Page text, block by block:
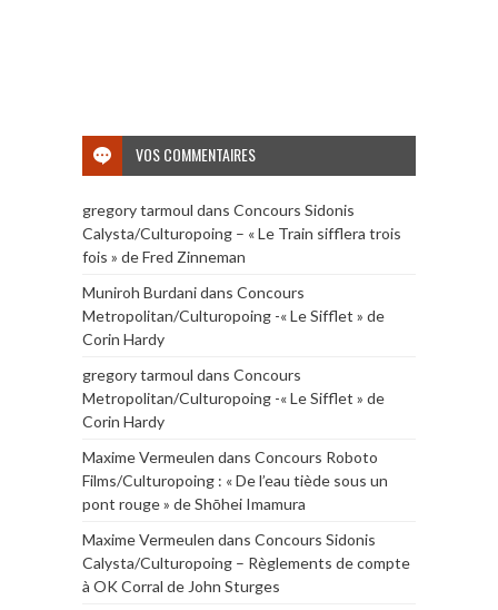
VOS COMMENTAIRES
gregory tarmoul dans Concours Sidonis
Calysta/Culturopoing – « Le Train sifflera trois
fois » de Fred Zinneman
Muniroh Burdanidans Concours
Metropolitan/Culturopoing -« Le Sifflet » de
Corin Hardy
gregory tarmoul dans Concours
Metropolitan/Culturopoing -« Le Sifflet » de
Corin Hardy
Maxime Vermeulen dans Concours Roboto
Films/Culturopoing : « De l’eau tiède sous un
pont rouge » de Shōhei Imamura
Maxime Vermeulen dans Concours Sidonis
Calysta/Culturopoing – Règlements de compte
à OK Corral de John Sturges